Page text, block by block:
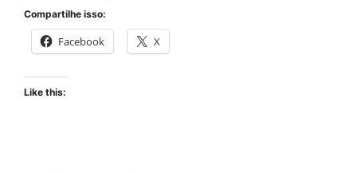
Compartilhe isso:
Facebook X
Like this: